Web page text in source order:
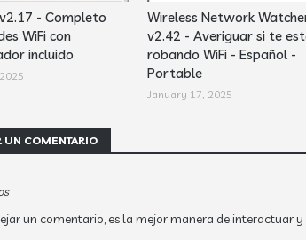
- Completo
WiFi con
incluido
Wireless Network
v2.42 - Averiguar si te
robando WiFi - Español -
Portable
January 17, 2025
UN COMENTARIO
un comentario, es la mejor manera de interactuar